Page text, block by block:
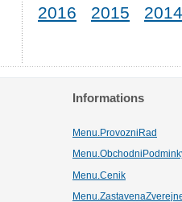
2016
2015 2014
Informations
Menu.ProvozniRad
Menu.Cenik